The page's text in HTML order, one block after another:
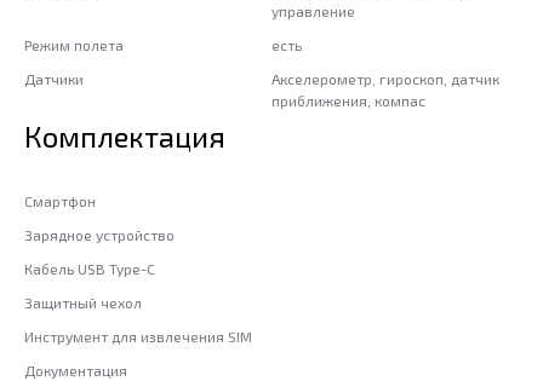
управление
Режим полета
есть
Датчики
Акселерометр, гироскоп, датчик
приближения, компас
Комплектация
Смартфон
Зарядное устройство
Кабель USB Type-C
Защитный чехол
Инструмент для извлечения SIM
Документация